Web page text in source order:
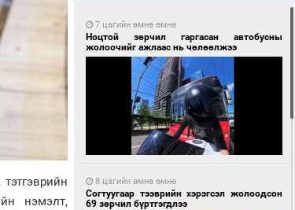
нэмэлт,
7 цагийн өмнө өмнө
Ноцтой зөрчил гаргасан автобусны
жолоочийг ажлаас нь чөлөөлжээ
8 цагийн өмнө өмнө
Согтуугаар тээврийн хэрэгсэл жолоодсон
69 зөрчил бүртгэгдлээ